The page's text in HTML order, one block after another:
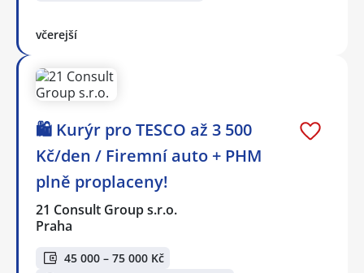
včerejší
🛍️ Kurýr pro TESCO až 3 500
Kč/den / Firemní auto + PHM
plně proplaceny!
21 Consult Group s.r.o.
Praha
45 000 – 75 000 Kč